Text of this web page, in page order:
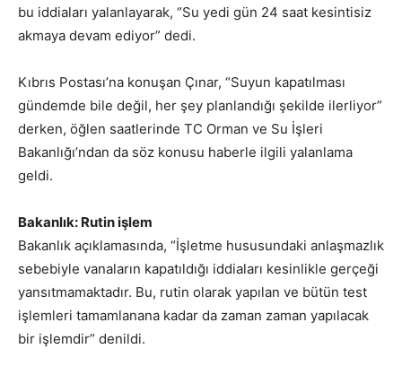
bu iddiaları yalanlayarak, “Su yedi gün 24 saat kesintisiz
akmaya devam ediyor” dedi.
Kıbrıs Postası’na konuşan Çınar, “Suyun kapatılması
gündemde bile değil, her şey planlandığı şekilde ilerliyor”
derken, öğlen saatlerinde TC Orman ve Su İşleri
Bakanlığı’ndan da söz konusu haberle ilgili yalanlama
geldi.
Bakanlık: Rutin işlem
Bakanlık açıklamasında, “İşletme hususundaki anlaşmazlık
sebebiyle vanaların kapatıldığı iddiaları kesinlikle gerçeği
yansıtmamaktadır. Bu, rutin olarak yapılan ve bütün test
işlemleri tamamlanana kadar da zaman zaman yapılacak
bir işlemdir” denildi.